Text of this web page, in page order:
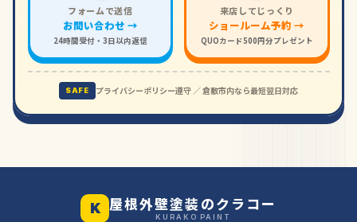
フォームで送信
お問い合わせ →
24時間受付・3日以内返信
来店してじっくり
ショールーム予約 →
QUOカード500円分プレゼント
SAFE プライバシーポリシー遵守 ／ 倉敷市内なら最短翌日対応
K 屋根外壁塗装のクラコー
KURAKO PAINT